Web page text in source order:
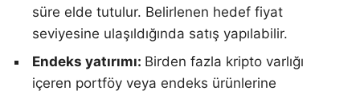
süre elde tutulur. Belirlenen hedef fiyat
seviyesine ulaşıldığında satış yapılabilir.
Endeks yatırımı: Birden fazla kripto varlığı
içeren portföy veya endeks ürünlerine